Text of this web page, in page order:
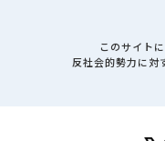
このサイト
反社会的勢力に対